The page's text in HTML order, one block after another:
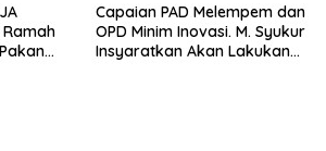
Capaian PAD Melempem dan
OPD Minim Inovasi. M. Syukur
Insyaratkan Akan Lakukan